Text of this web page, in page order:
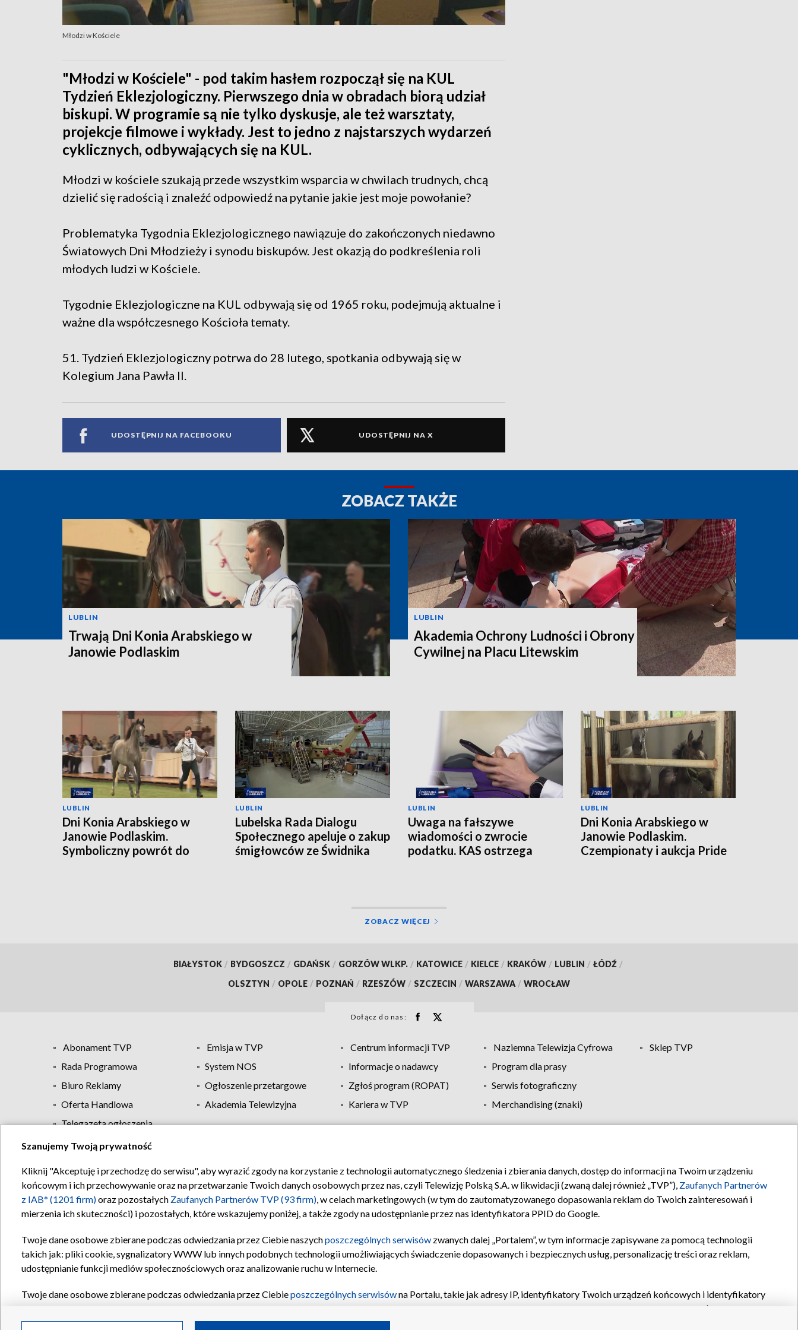
Młodzi w Kościele
"Młodzi w Kościele" - pod takim hasłem rozpoczął się na KUL
Tydzień Eklezjologiczny. Pierwszego dnia w obradach biorą udział
biskupi. W programie są nie tylko dyskusje, ale też warsztaty,
projekcje filmowe i wykłady. Jest to jedno z najstarszych wydarzeń
cyklicznych, odbywających się na KUL.
Młodzi w kościele szukają przede wszystkim wsparcia w chwilach trudnych, chcą
dzielić się radością i znaleźć odpowiedź na pytanie jakie jest moje powołanie?
Problematyka Tygodnia Eklezjologicznego nawiązuje do zakończonych niedawno
Światowych Dni Młodzieży i synodu biskupów. Jest okazją do podkreślenia roli
młodych ludzi w Kościele.
Tygodnie Eklezjologiczne na KUL odbywają się od 1965 roku, podejmują aktualne i
ważne dla współczesnego Kościoła tematy.
51. Tydzień Eklezjologiczny potrwa do 28 lutego, spotkania odbywają się w
Kolegium Jana Pawła II.
UDOSTĘPNIJ NA FACEBOOKU UDOSTĘPNIJ NA X
ZOBACZ TAKŻE
LUBLIN
Trwają Dni Konia Arabskiego w
Janowie Podlaskim
LUBLIN
Akademia Ochrony Ludności i Obrony
Cywilnej na Placu Litewskim
LUBLIN
Dni Konia Arabskiego w
Janowie Podlaskim.
Symboliczny powrót do
LUBLIN
Lubelska Rada Dialogu
Społecznego apeluje o zakup
śmigłowców ze Świdnika
LUBLIN
Uwaga na fałszywe
wiadomości o zwrocie
podatku. KAS ostrzega
LUBLIN
Dni Konia Arabskiego w
Janowie Podlaskim.
Czempionaty i aukcja Pride
ZOBACZ WIĘCEJ
BIAŁYSTOK / BYDGOSZCZ / GDAŃSK / GORZÓW WLKP. / KATOWICE / KIELCE / KRAKÓW / LUBLIN / ŁÓDŹ /
OLSZTYN / OPOLE / POZNAŃ / RZESZÓW / SZCZECIN / WARSZAWA / WROCŁAW
Dołącz do nas:
Abonament TVP Emisja w TVP Centrum informacji TVP Naziemna Telewizja Cyfrowa
Sklep TVP
Rada Programowa
System NOS Informacje o nadawcy
Program dla prasy
Biuro Reklamy
Ogłoszenie przetargowe Zgłoś program (ROPAT)
Serwis fotograficzny
Oferta Handlowa
Akademia Telewizyjna Kariera w TVP
Merchandising (znaki)
Telegazeta ogłoszenia
Regulamin TVP Polityka prywatności Moje zgody Pomoc Biuro reklamy Kontakt
Szanujemy Twoją prywatność
Kliknij "Akceptuję i przechodzę do serwisu", aby wyrazić zgody na korzystanie z technologii automatycznego śledzenia i zbierania danych, dostęp do informacji na Twoim urządzeniu
końcowym i ich przechowywanie oraz na przetwarzanie Twoich danych osobowych przez nas, czyli Telewizję Polską S.A. w likwidacji (zwaną dalej również „TVP”), Zaufanych Partnerów
z IAB* (1201 firm)oraz pozostałych Zaufanych Partnerów TVP (93 firm), w celach marketingowych (w tym do zautomatyzowanego dopasowania reklam do Twoich zainteresowań i
mierzenia ich skuteczności) i pozostałych, które wskazujemy poniżej, a także zgody na udostępnianie przez nas identyfikatora PPID do Google.
Twoje dane osobowe zbierane podczas odwiedzania przez Ciebie naszychposzczególnych serwisów zwanych dalej „Portalem”, w tym informacje zapisywane za pomocą technologii
takich jak: pliki cookie, sygnalizatory WWW lub innych podobnych technologii umożliwiających świadczenie dopasowanych i bezpiecznych usług, personalizację treści oraz reklam,
udostępnianie funkcji mediów społecznościowych oraz analizowanie ruchu w Internecie.
Twoje dane osobowe zbierane podczas odwiedzania przez Ciebieposzczególnych serwisówna Portalu, takie jak adresy IP, identyfikatory Twoich urządzeń końcowych i identyfikatory
oraz pozostałych
Partnerów TVPdla realizacji następujących celów i funkcji: przechowywania informacji na urządzeniu lub dostęp do nich, wyboru podstawowych reklam, wyboru spersonalizowanych